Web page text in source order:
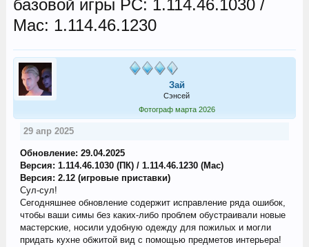
базовой игры PC: 1.114.46.1030 /
Mac: 1.114.46.1230
Зай
Сэнсей
Фотограф марта 2026
29 апр 2025
Обновление: 29.04.2025
Версия: 1.114.46.1030 (ПК) / 1.114.46.1230 (Mac)
Версия: 2.12 (игровые приставки)
Сул-сул!
Сегодняшнее обновление содержит исправление ряда ошибок,
чтобы ваши симы без каких-либо проблем обустраивали новые
мастерские, носили удобную одежду для пожилых и могли
придать кухне обжитой вид с помощью предметов интерьера!